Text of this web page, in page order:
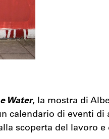
Water, la mostra di
calendario di eventi
scoperta del lavoro